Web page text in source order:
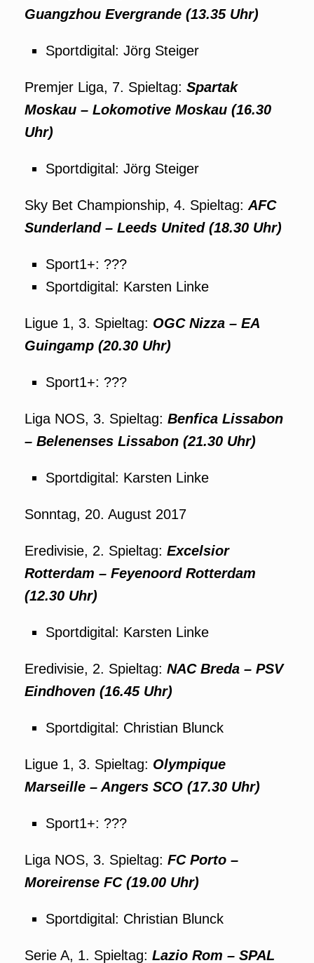
Guangzhou Evergrande (13.35 Uhr)
Sportdigital: Jörg Steiger
Premjer Liga, 7. Spieltag: Spartak
Moskau – Lokomotive Moskau (16.30
Uhr)
Sportdigital: Jörg Steiger
Sky Bet Championship, 4. Spieltag: AFC
Sunderland – Leeds United (18.30 Uhr)
Sport1+: ???
Sportdigital: Karsten Linke
Ligue 1, 3. Spieltag: OGC Nizza – EA
Guingamp (20.30 Uhr)
Sport1+: ???
Liga NOS, 3. Spieltag: Benfica Lissabon
– Belenenses Lissabon (21.30 Uhr)
Sportdigital: Karsten Linke
Sonntag, 20. August 2017
Eredivisie, 2. Spieltag: Excelsior
Rotterdam – Feyenoord Rotterdam
(12.30 Uhr)
Sportdigital: Karsten Linke
Eredivisie, 2. Spieltag: NAC Breda – PSV
Eindhoven (16.45 Uhr)
Sportdigital: Christian Blunck
Ligue 1, 3. Spieltag: Olympique
Marseille – Angers SCO (17.30 Uhr)
Sport1+: ???
Liga NOS, 3. Spieltag: FC Porto –
Moreirense FC (19.00 Uhr)
Sportdigital: Christian Blunck
Serie A, 1. Spieltag: Lazio Rom – SPAL